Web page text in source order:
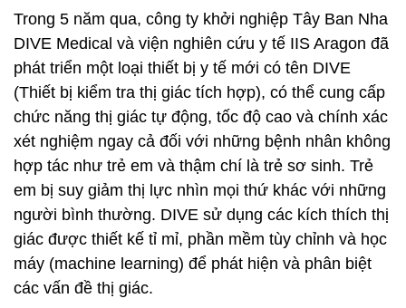
Trong 5 năm qua, công ty khởi nghiệp Tây Ban Nha
DIVE Medical và viện nghiên cứu y tế IIS Aragon đã
phát triển một loại thiết bị y tế mới có tên DIVE
(Thiết bị kiểm tra thị giác tích hợp), có thể cung cấp
chức năng thị giác tự động, tốc độ cao và chính xác
xét nghiệm ngay cả đối với những bệnh nhân không
hợp tác như trẻ em và thậm chí là trẻ sơ sinh. Trẻ
em bị suy giảm thị lực nhìn mọi thứ khác với những
người bình thường. DIVE sử dụng các kích thích thị
giác được thiết kế tỉ mỉ, phần mềm tùy chỉnh và học
máy (machine learning) để phát hiện và phân biệt
các vấn đề thị giác.